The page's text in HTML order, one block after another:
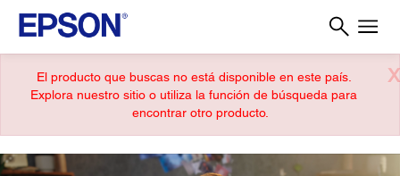
X
El producto que buscas no está disponible en este país.
Explora nuestro sitio o utiliza la función de búsqueda para
encontrar otro producto.